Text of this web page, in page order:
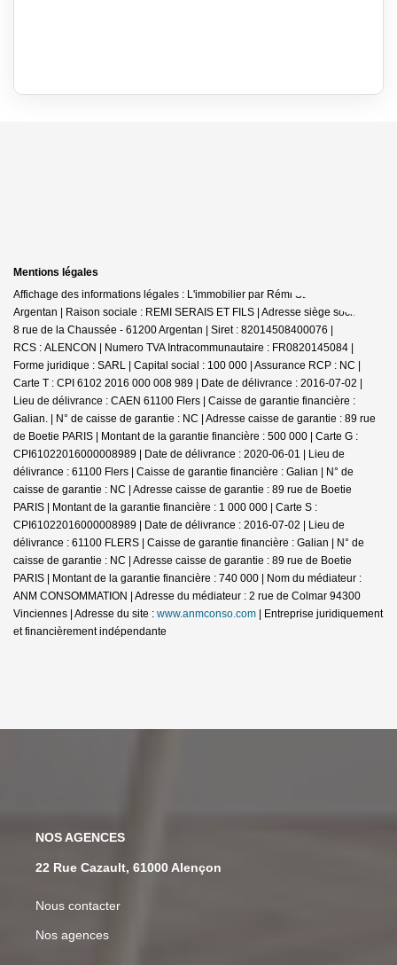
Mentions légales
Affichage des informations légales : L'immobilier par Rémi SERAIS -
Argentan | Raison sociale : REMI SERAIS ET FILS | Adresse siège social : 6-
8 rue de la Chaussée - 61200 Argentan | Siret : 82014508400076 |
RCS : ALENCON | Numero TVA Intracommunautaire : FR0820145084 |
Forme juridique : SARL | Capital social : 100 000 | Assurance RCP : NC |
Carte T : CPI 6102 2016 000 008 989 | Date de délivrance : 2016-07-02 |
Lieu de délivrance : CAEN 61100 Flers | Caisse de garantie financière :
Galian. | N° de caisse de garantie : NC | Adresse caisse de garantie : 89 rue
de Boetie PARIS | Montant de la garantie financière : 500 000 | Carte G :
CPI61022016000008989 | Date de délivrance : 2020-06-01 | Lieu de
délivrance : 61100 Flers | Caisse de garantie financière : Galian | N° de
caisse de garantie : NC | Adresse caisse de garantie : 89 rue de Boetie
PARIS | Montant de la garantie financière : 1 000 000 | Carte S :
CPI61022016000008989 | Date de délivrance : 2016-07-02 | Lieu de
délivrance : 61100 FLERS | Caisse de garantie financière : Galian | N° de
caisse de garantie : NC | Adresse caisse de garantie : 89 rue de Boetie
PARIS | Montant de la garantie financière : 740 000 | Nom du médiateur :
ANM CONSOMMATION | Adresse du médiateur : 2 rue de Colmar 94300
Vinciennes | Adresse du site : www.anmconso.com | Entreprise juridiquement
et financièrement indépendante
NOS AGENCES
22 Rue Cazault, 61000 Alençon
Nous contacter
Nos agences